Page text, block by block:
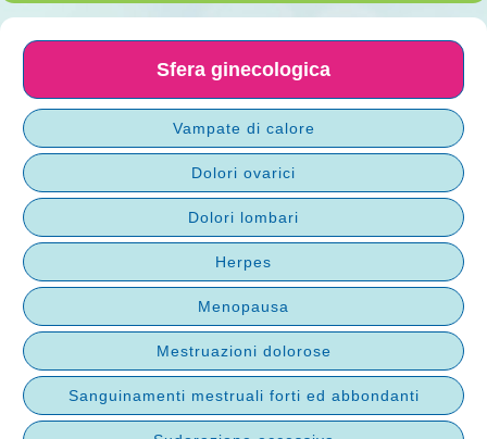
Sfera ginecologica
Vampate di calore
Dolori ovarici
Dolori lombari
Herpes
Menopausa
Mestruazioni dolorose
Sanguinamenti mestruali forti ed abbondanti